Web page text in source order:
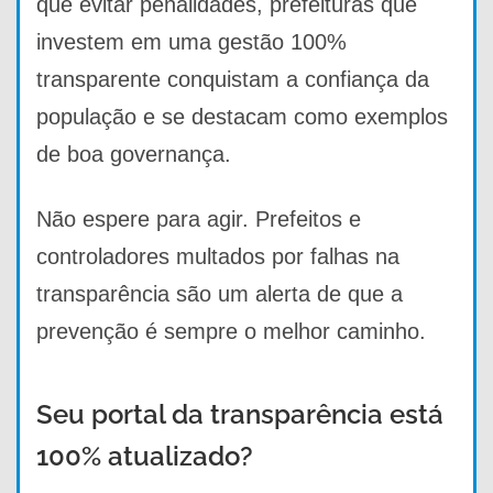
investem em uma gestão 100%
transparente conquistam a confiança da
população e se destacam como exemplos
de boa governança.
Não espere para agir. Prefeitos e
controladores multados por falhas na
transparência são um alerta de que a
prevenção é sempre o melhor caminho.
Seu portal da transparência está
100% atualizado?